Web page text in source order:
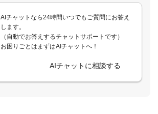
AIチャットなら24時間いつでもご質問にお答え
します。
（自動でお答えするチャットサポートです）
お困りごとはまずはAIチャットへ！
AIチャットに相談する